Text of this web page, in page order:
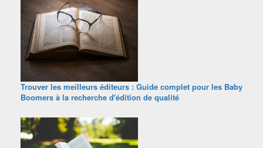
Trouver les meilleurs éditeurs : Guide complet pour les Baby
Boomers à la recherche d'édition de qualité